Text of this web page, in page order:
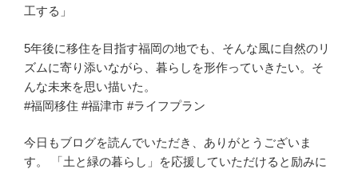
工する」
5年後に移住を目指す福岡の地でも、そんな風に自然のリ
ズムに寄り添いながら、暮らしを形作っていきたい。そ
んな未来を思い描いた。
#福岡移住 #福津市 #ライフプラン
今日もブログを読んでいただき、ありがとうございま
す。 「土と緑の暮らし」を応援していただけると励みに